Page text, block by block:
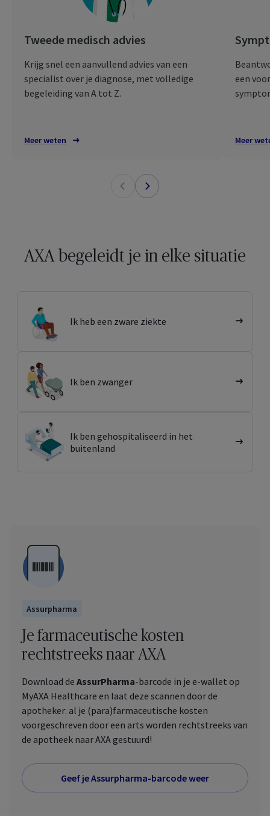
Tweede medisch advies
Krijg snel een aanvullend advies van een
specialist over je diagnose, met volledige
begeleiding van A tot Z.
Meer weten
een
Meer
AXA begeleidt je in elke situatie
Ik heb een zware ziekte
Ik ben zwanger
Ik ben gehospitaliseerd in het
buitenland
Assurpharma
Je farmaceutische kosten
rechtstreeks naar AXA
Download de AssurPharma-barcode in je e-wallet op
MyAXA Healthcare en laat deze scannen door de
apotheker: al je (para)farmaceutische kosten
voorgeschreven door een arts worden rechtstreeks van
de apotheek naar AXA gestuurd!
Geef je Assurpharma-barcode weer